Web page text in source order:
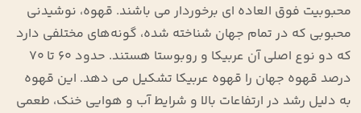
محبوبیت فوق العاده ای برخوردار می باشند. قهوه، نوشیدنی
محبوبی که در تمام جهان شناخته شده، گونه‌های مختلفی دارد
که دو نوع اصلی آن عربیکا و روبوستا هستند. حدود ۶۰ تا ۷۰
درصد قهوه جهان را قهوه عربیکا تشکیل می ‌دهد. این قهوه
به دلیل رشد در ارتفاعات بالا و شرایط آب‌ و هوایی خنک، طعمی